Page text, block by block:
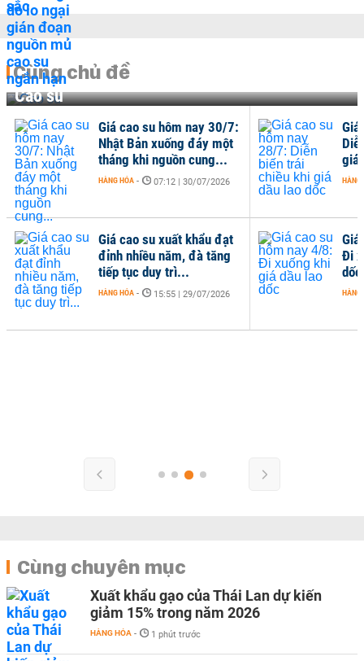
Cùng chủ đề
Cao su
Đi
dốc
HÀNG
Giá cao su hôm nay 30/7:
Nhật Bản xuống đáy một
tháng khi nguồn cung...
HÀNG HÓA - 07:12 | 30/07/2026
Giá cao su xuất khẩu đạt
đỉnh nhiều năm, đà tăng
tiếp tục duy trì...
HÀNG HÓA - 15:55 | 29/07/2026
giá
HÀNG
Cùng chuyên mục
Xuất khẩu gạo của Thái Lan dự kiến
giảm 15% trong năm 2026
HÀNG HÓA - 1 phút trước